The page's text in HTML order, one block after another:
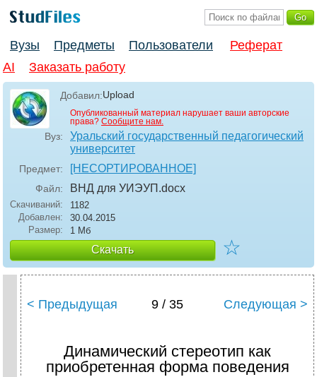
Вузы Предметы Пользователи
Реферат
AI
Заказать работу
Добавил:Upload
Опубликованный материал нарушает ваши авторские
права? Сообщите нам.
Вуз:
Уральский государственный педагогический
университет
Предмет: [НЕСОРТИРОВАННОЕ]
Файл: ВНД для УИЭУП .docx
Скачиваний:
1182
Добавлен:
30.04.2015
Размер:
1 Мб
Скачать ☆
< Предыдущая 9 / 35 Следующая >
Динамический стереотип как
приобретенная форма поведения